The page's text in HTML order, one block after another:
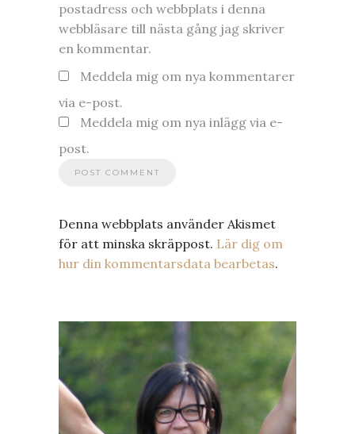
postadress och webbplats i denna
webbläsare till nästa gång jag skriver
en kommentar.
Meddela mig om nya kommentarer
via e-post.
Meddela mig om nya inlägg via e-
post.
Denna webbplats använder Akismet
för att minska skräppost. Lär dig om
hur din kommentarsdata bearbetas.